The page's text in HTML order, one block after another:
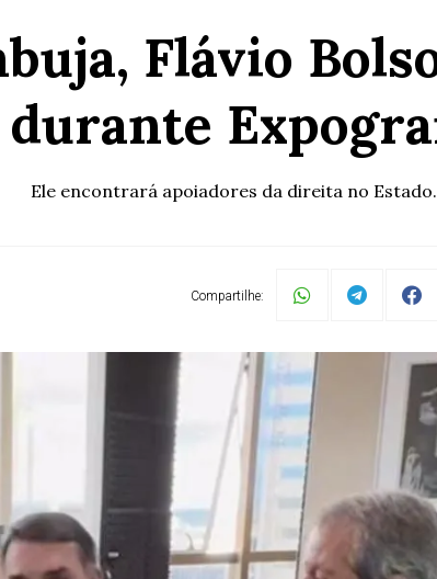
Flávio
Ele encontrará apoiadores da direita no Estado.
Compartilhe: